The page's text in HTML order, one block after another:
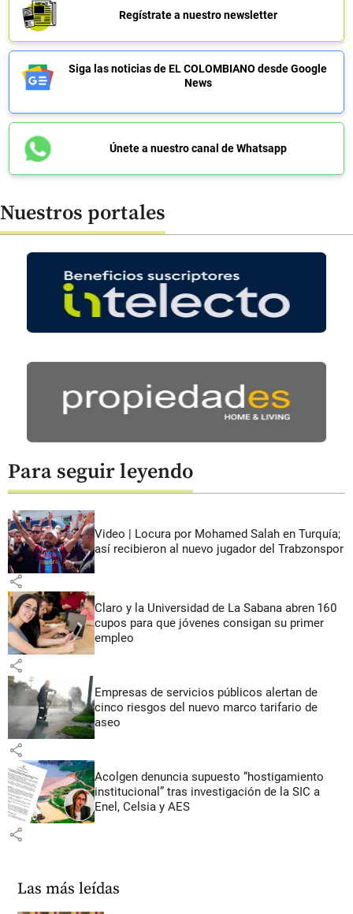
Regístrate a nuestro newsletter
Siga las noticias de EL COLOMBIANO desde Google
News
Únete a nuestro canal de Whatsapp
Nuestros portales
Para seguir leyendo
Video | Locura por Mohamed Salah en Turquía;
así recibieron al nuevo jugador del Trabzonspor
share
Claro y la Universidad de La Sabana abren 160
cupos para que jóvenes consigan su primer
empleo
share
Empresas de servicios públicos alertan de
cinco riesgos del nuevo marco tarifario de
aseo
share
Acolgen denuncia supuesto “hostigamiento
institucional” tras investigación de la SIC a
Enel, Celsia y AES
share
Las más leídas